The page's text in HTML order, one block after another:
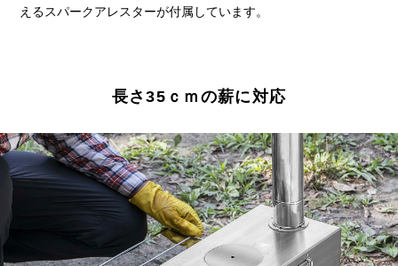
えるスパークアレスターが付属しています。
長さ35ｃｍの薪に対応